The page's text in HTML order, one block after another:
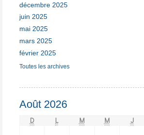
décembre 2025
juin 2025
mai 2025
mars 2025
février 2025
Toutes les archives
Août 2026
D L M M J